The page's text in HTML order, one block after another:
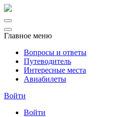
Главное меню
Вопросы и ответы
Путеводитель
Интересные места
Авиабилеты
Войти
Войти